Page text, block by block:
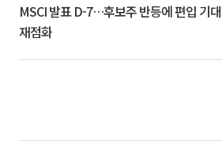
MSCI 발표 D-7…후보주 반등에 편입 기대
재점화